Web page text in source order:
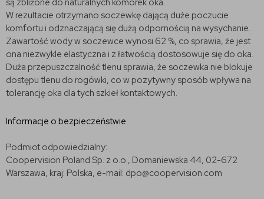
W rezultacie otrzymano soczewkę dającą duże poczucie
komfortu i odznaczającą się dużą odpornością na wysychanie.
Zawartość wody w soczewce wynosi 62 %, co sprawia, że jest
ona niezwykle elastyczna i z łatwością dostosowuje się do oka.
Duża przepuszczalność tlenu sprawia, że soczewka nie blokuje
dostępu tlenu do rogówki, co w pozytywny sposób wpływa na
tolerancję oka dla tych szkieł kontaktowych.
Informacje o bezpieczeństwie
Podmiot odpowiedzialny:
Coopervision Poland Sp. z o.o., Domaniewska 44, 02-672
Warszawa, kraj: Polska, e-mail: dpo@coopervision.com